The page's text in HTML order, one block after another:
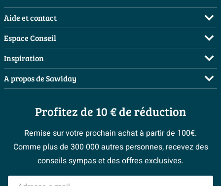
Aide et contact
FAQ
Commander
Payer
Livraison / retrait
Garantie & réclamations
Politique d’avis
> Service client
Espace Conseil
Demandez votre devis
Planificateur 3D
Les bons tuyaux
Inspiration
Salles de bains complètes
Inspiration toilettes
Moodboards
Magazine
#Mysawiday
> Inspiration salle de bains
A propos de Sawiday
Postes vacants
Sawiday PRO
Fevad
Ils parlent de nous
Mentions légales
Profitez de 10 € de réduction
Remise sur votre prochain achat à partir de 100€.
Comme plus de 300 000 autres personnes, recevez des
conseils sympas et des offres exclusives.
Adresse e-mail